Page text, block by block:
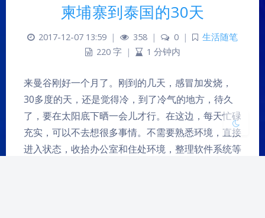
Sans Serif
浅阴影 深阴影
柬埔寨到泰国的30天
2017-12-07 13:59 | 358 | 0 |
生活随笔
220 字
| 1 分钟内
来曼谷刚好一个月了。刚到的几天，感冒加发烧，
30多度的天，还是觉得冷，到了冷气的地方，待久
了，要在太阳底下晒一会儿才行。在这边，每天忙碌
充实，可以不去想很多事情。不需要熟悉环境，直接
进入状态，收拾办公室和住处环境，整理软件系统等